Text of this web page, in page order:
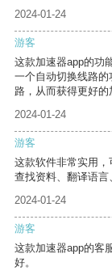
2024-01-24
游客
这款加速器app的功
一个自动切换线路
路，从而获得更好的
2024-01-24
游客
这款软件非常实用
查找资料、翻译语言
2024-01-24
游客
这款加速器app的客
好。